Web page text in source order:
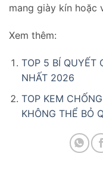
mang giày kín hoặc
Xem thêm:
TOP 5 BÍ QUYẾT
NHẤT 2026
TOP KEM
KHÔNG THỂ BỎ